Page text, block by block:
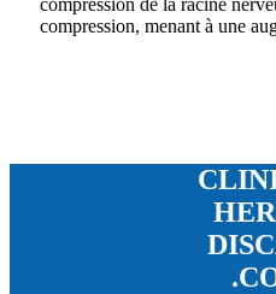
compression, menant à une